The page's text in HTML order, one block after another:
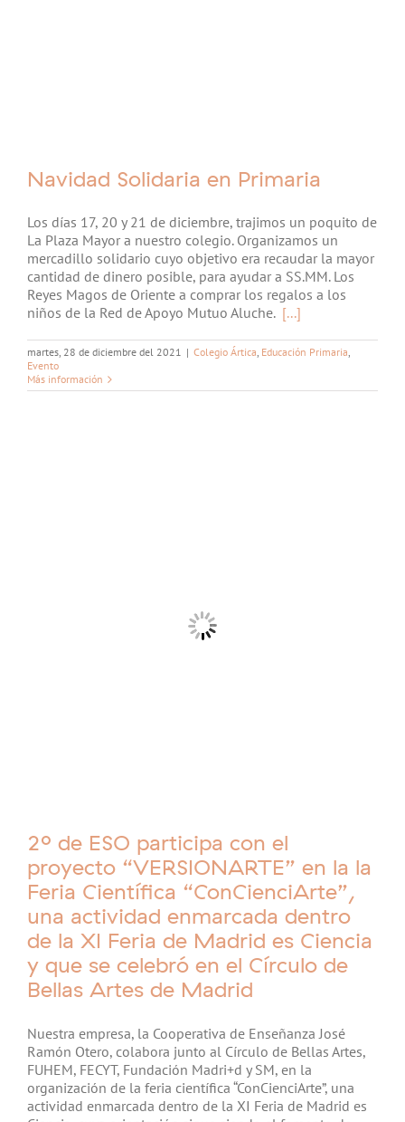
Navidad Solidaria en Primaria
Los días 17, 20 y 21 de diciembre, trajimos un poquito de
La Plaza Mayor a nuestro colegio. Organizamos un
mercadillo solidario cuyo objetivo era recaudar la mayor
cantidad de dinero posible, para ayudar a SS.MM. Los
Reyes Magos de Oriente a comprar los regalos a los
niños de la Red de Apoyo Mutuo Aluche. [...]
martes, 28 de diciembre del 2021 | Colegio Ártica, Educación Primaria,
Evento
Más información
2º de ESO participa con el
proyecto “VERSIONARTE” en la la
Feria Científica “ConCienciArte”,
una actividad enmarcada dentro
de la XI Feria de Madrid es Ciencia
y que se celebró en el Círculo de
Bellas Artes de Madrid
Nuestra empresa, la Cooperativa de Enseñanza José
Ramón Otero, colabora junto al Círculo de Bellas Artes,
FUHEM, FECYT, Fundación Madri+d y SM, en la
organización de la feria científica “ConCienciArte”, una
actividad enmarcada dentro de la XI Feria de Madrid es